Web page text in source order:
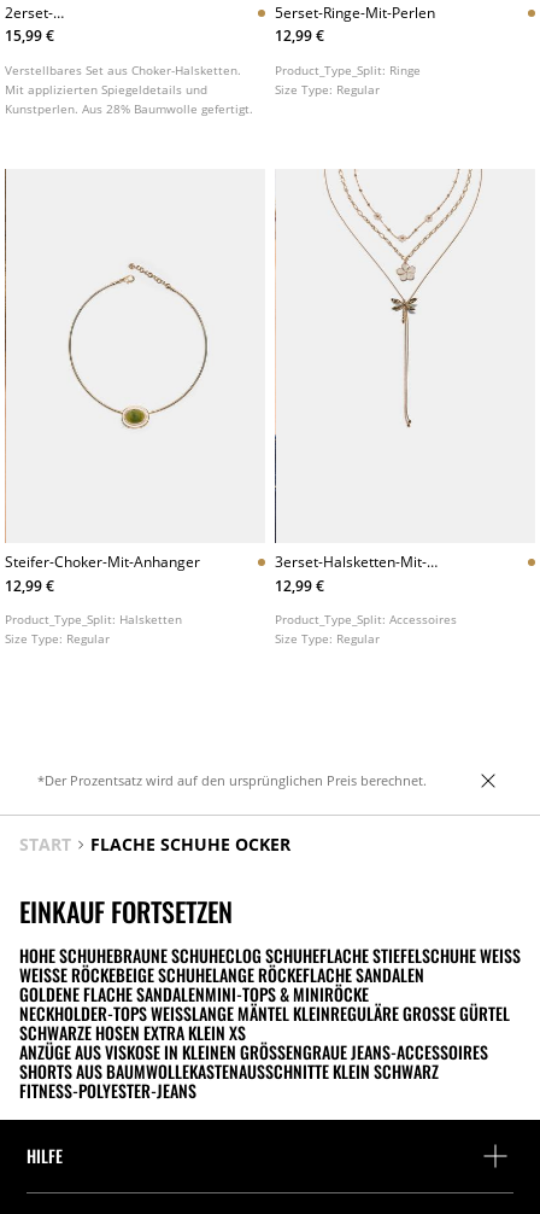
2erset-
Spiegelchokerhalsketten
15,99 €
Verstellbares Set aus Choker-Halsketten.
Mit applizierten Spiegeldetails und
Kunstperlen. Aus 28% Baumwolle gefertigt.
5erset-Ringe-Mit-Perlen
12,99 €
Product_Type_Split: Ringe
Size Type: Regular
Steifer-Choker-Mit-Anhanger
12,99 €
Product_Type_Split: Halsketten
Size Type: Regular
3erset-Halsketten-Mit-
Blumen-Und-Libellenmotiv
12,99 €
Product_Type_Split:Accessoires
Size Type: Regular
*Der Prozentsatz wird auf den ursprünglichen Preis berechnet.
START FLACHE SCHUHE OCKER
EINKAUF FORTSETZEN
HOHE SCHUHEBRAUNE SCHUHECLOG SCHUHEFLACHE STIEFELSCHUHE WEISS
WEISSE RÖCKE BEIGE SCHUHELANGE RÖCKEFLACHE SANDALEN
GOLDENE FLACHE SANDALENMINI-TOPS & MINIRÖCKE
NECKHOLDER-TOPS WEISS LANGE MÄNTEL KLEINREGULÄRE GROSSE GÜRTEL
SCHWARZE HOSEN EXTRA KLEIN XS
ANZÜGE AUS VISKOSE IN KLEINEN GRÖSSEN GRAUE JEANS-ACCESSOIRES
SHORTS AUS BAUMWOLLEKASTENAUSSCHNITTE KLEIN SCHWARZ
FITNESS-POLYESTER-JEANS
HILFE